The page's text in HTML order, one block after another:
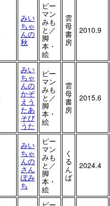
みい
ちゃ
んの
秋
ピー
マン
みも
と／
脚
本・
絵
雲
母
書
房
2010.9
みい
ちゃ
んの
かぞ
えう
たあ
そび
うた
ピー
マン
みも
と／
脚
本・
絵
雲
母
書
房
2015.6
みい
ちゃ
んの
さん
ぽみ
ち
ピー
マン
みも
と／
脚
本・
絵
く
る
ん
ば
2024.4